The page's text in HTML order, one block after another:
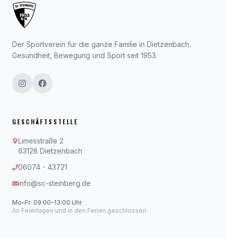
Der Sportverein für die ganze Familie in Dietzenbach.
Gesundheit, Bewegung und Sport seit 1953.
GESCHÄFTSSTELLE
Limesstraße 2
63128 Dietzenbach
06074 - 43721
info@sc-steinberg.de
Mo–Fr: 09:00–13:00 Uhr
An Feiertagen und in den Ferien geschlossen